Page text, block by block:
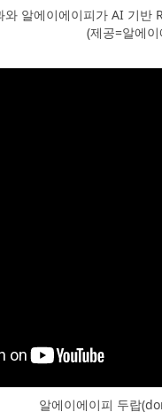
알에이에이피가 AI 기반
(제공=알에
알에이에이피 두랍